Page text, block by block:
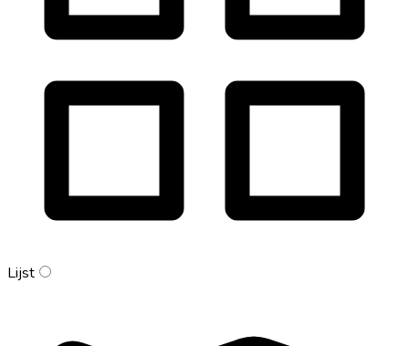
Lijst